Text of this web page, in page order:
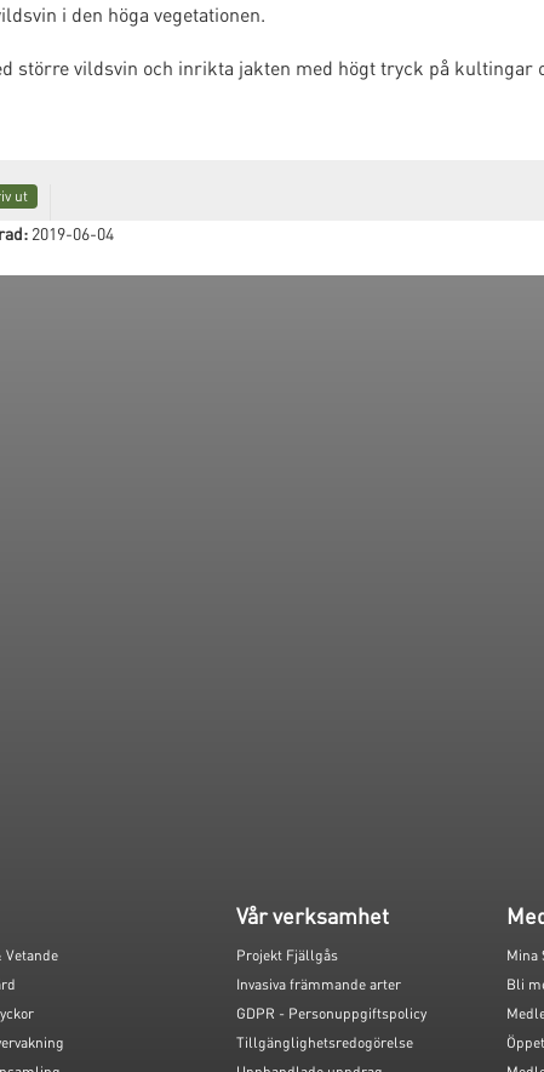
i den höga vegetationen.
större vildsvin och inrikta jakten med högt tryck på kultingar
ut
2019-06-04
Vetande
Vår verksamhet
Projekt Fjällgås
Invasiva främmande arter
GDPR - Personuppgiftspolicy
Tillgänglighetsredogörelse
Mina
Bli